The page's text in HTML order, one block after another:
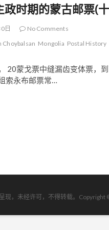
政时期的蒙古邮票(
日
No Comments
Choybalsan Mongolia Postal History
20蒙戈票中缝漏齿变体票，到
索永布邮票常…
现，未经许可，不得转载。